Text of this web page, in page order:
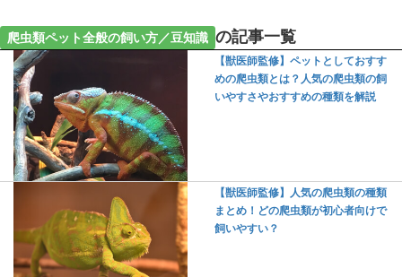
爬虫類ペット全般の飼い方／豆知識 の記事一覧
【獣医師監修】ペットとしておすす
めの爬虫類とは？人気の爬虫類の飼
いやすさやおすすめの種類を解説
【獣医師監修】人気の爬虫類の種類
まとめ！どの爬虫類が初心者向けで
飼いやすい？